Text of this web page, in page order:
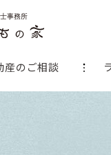
産のご相談